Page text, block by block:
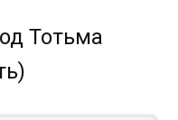
Тотьма